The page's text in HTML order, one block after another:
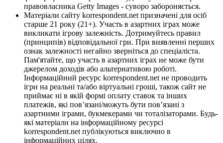
правовласника Getty Images - суворо забороняється.
Матеріали сайту korrespondent.net призначені для осіб
старше 21 року (21+). Участь в азартних іграх може
викликати ігрову залежність. Дотримуйтесь правил
(принципів) відповідальної гри. При виявленні перших
ознак залежності негайно зверніться до спеціаліста.
Пам'ятайте, що участь в азартних іграх не може бути
джерелом доходів або альтернативою роботі.
Інформаційний ресурс korrespondent.net не проводить
ігри на реальні та/або віртуальні гроші, також сайт не
приймає ні в якій формі оплату ставок та інших
платежів, які пов’язані/можуть бути пов’язані з
азартними іграми, букмекерами чи тоталізаторами. Будь-
які матеріали на інформаційному ресурсі
korrespondent.net публікуються виключно в
інформаційних цілях.